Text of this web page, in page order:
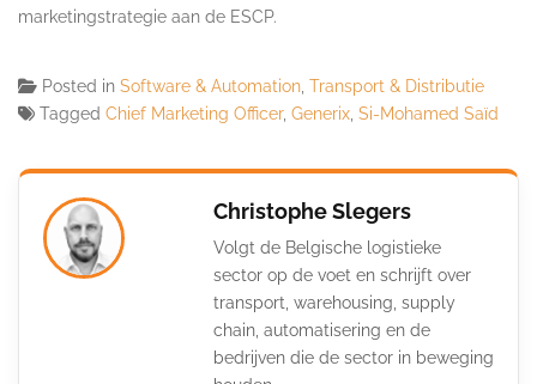
marketingstrategie aan de ESCP.
Posted in Software & Automation Transport & Distributie
Tagged Chief Marketing Officer, Generix Si-Mohamed Saïd
Christophe Slegers
Volgt de Belgische logistieke
sector op de voet en schrijft over
transport, warehousing, supply
chain, automatisering en de
bedrijven die de sector in beweging